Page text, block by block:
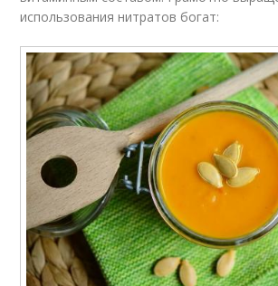
использования нитратов богат: